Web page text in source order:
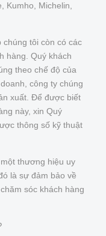
Kumho, Michelin,
chúng tôi còn có các
hàng. Quý khách
theo chế độ của
công ty chúng
xuất. Để được biết
này, xin Quý
thông số kỹ thuật
thương hiệu uy
là sự đảm bảo về
sóc khách hàng